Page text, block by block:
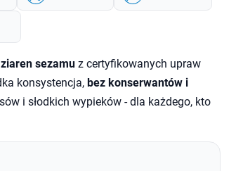
sezamuz certyfikowanych upraw
konsystencja, bez konserwantów i
i słodkich wypieków - dla każdego, kto